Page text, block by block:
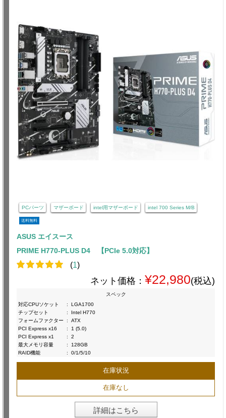
PCパーツ マザーボード intel用マザーボード intel 700 Series M/B
送料無料
ASUS エイスース
PRIME H770-PLUS D4 【PCIe 5.0対応】
(1)
ネット価格： ¥22,980(税込)
スペック
対応CPUソケット
:
LGA1700
チップセット
:
Intel H770
フォームファクター
:
ATX
PCI Express x16
:
1 (5.0)
PCI Express x1
:
2
最大メモリ容量
:
128GB
RAID機能
: 0/1/5/10
在庫状況
在庫なし
詳細はこちら